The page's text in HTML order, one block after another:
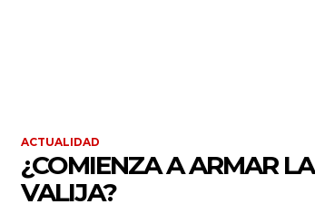
ACTUALIDAD
¿COMIENZA A ARMAR LA
VALIJA?